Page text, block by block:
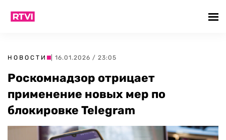
НОВОСТИ | 16.01.2026 / 23:05
Роскомнадзор отрицает
применение новых мер по
блокировке Telegram